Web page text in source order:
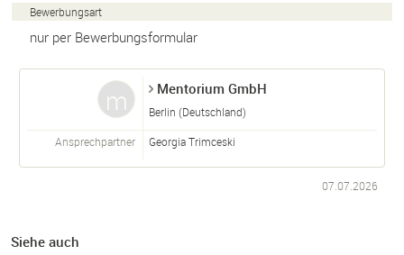
Bewerbungsart
nur per Bewerbungsformular
Mentorium GmbH
Berlin (Deutschland)
Ansprechpartner Georgia Trimceski
07.07.2026
Siehe auch